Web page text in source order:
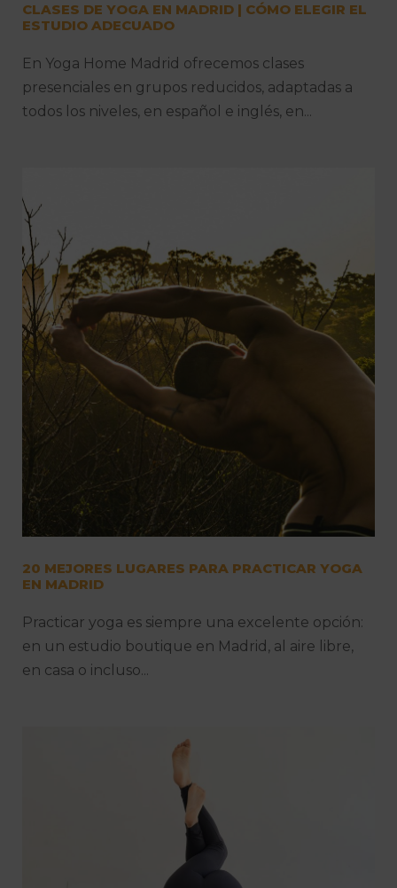
CLASES DE YOGA EN MADRID | CÓMO ELEGIR EL
ESTUDIO ADECUADO
En Yoga Home Madrid ofrecemos clases
presenciales en grupos reducidos, adaptadas a
todos los niveles, en español e inglés, en...
20 MEJORES LUGARES PARA PRACTICAR YOGA
EN MADRID
Practicar yoga es siempre una excelente opción:
en un estudio boutique en Madrid, al aire libre,
en casa o incluso...